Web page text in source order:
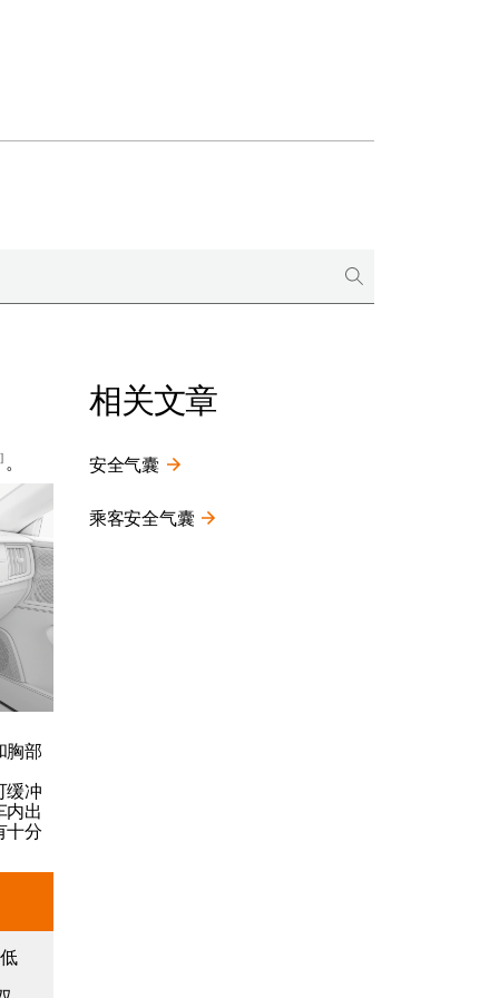
。
胸部
缓冲
内出
十分
相关文章
安全气囊
乘客安全气囊